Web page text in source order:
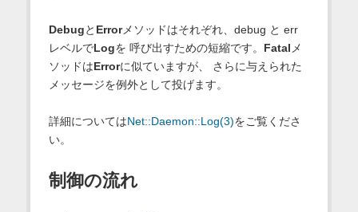
Debugと Errorメソッドはそれぞれ、debug と err
レベルでLogを 呼び出すための短縮です。 Fatal メ
ソッドはErrorに似ていますが、 さらに与えられた
メッセージを例外として投げます。
詳細についてはNet::Daemon::Log(3)をご覧くださ
い。
制御の流れ